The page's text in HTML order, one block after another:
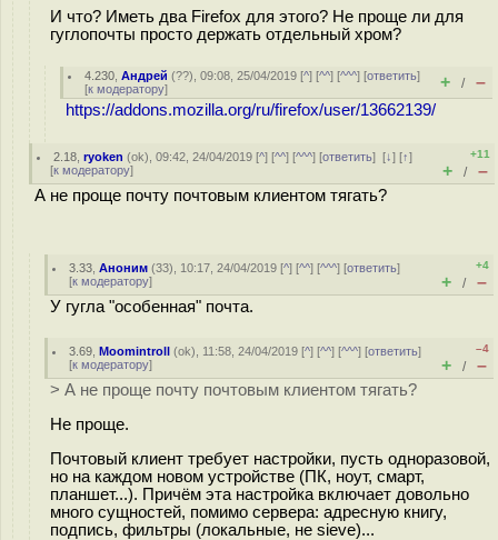
И что? Иметь два Firefox для этого? Не проще ли для
гуглопочты просто держать отдельный хром?
4.230 ,Андрей (??), 09:08, 25/04/2019 [^] [^^] [^^^] [ответить]
[к модератору] + / –
https://addons.mozilla.org/ru/firefox/user/13662139/
2.18 ,ryoken (ok), 09:42, 24/04/2019 [^] [^^] [^^^] [ответить][↓] [↑]
[к модератору]
+11
+ / –
А не проще почту почтовым клиентом тягать?
3.33 ,Аноним (33), 10:17, 24/04/2019 [^] [^^] [^^^] [ответить]
[к модератору]
+4
+ / –
У гугла "особенная" почта.
3.69 ,Moomintroll (ok), 11:58, 24/04/2019 [^] [^^] [^^^] [ответить]
[к модератору]
–4
+ / –
> А не проще почту почтовым клиентом тягать?
Не проще.
Почтовый клиент требует настройки, пусть одноразовой,
но на каждом новом устройстве (ПК, ноут, смарт,
планшет...). Причём эта настройка включает довольно
много сущностей, помимо сервера: адресную книгу,
подпись, фильтры (локальные, не sieve)...